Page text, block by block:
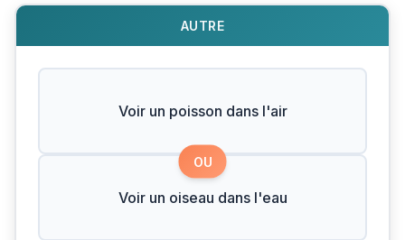
AUTRE
Voir un poisson dans l'air
OU
Voir un oiseau dans l'eau